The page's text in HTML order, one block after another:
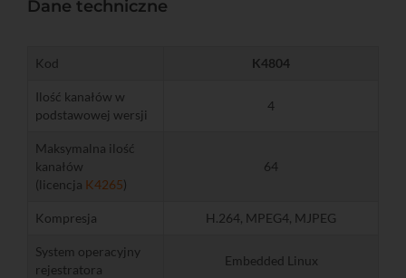
Dane techniczne
Kod K4804
Ilość kanałów w
podstawowej wersji
4
Maksymalna ilość
kanałów
(licencja K4265)
64
Kompresja H.264, MPEG4, MJPEG
System operacyjny
rejestratora
Embedded Linux